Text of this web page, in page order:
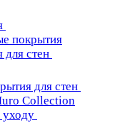
покрытия
стен
для стен
Collection
уходу